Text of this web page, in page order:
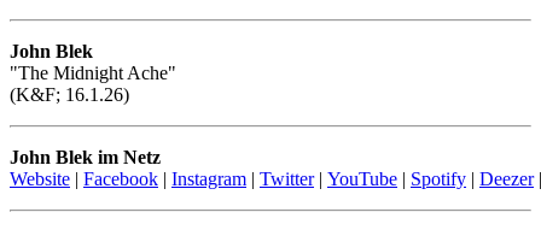
John Blek
"The Midnight Ache"
(K&F; 16.1.26)
John Blek im Netz
Website | Facebook | Instagram | Twitter| YouTube | Spotify | Deezer